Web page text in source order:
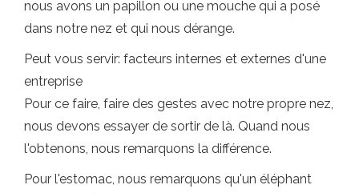
nous avons un papillon ou une mouche qui a posé
dans notre nez et qui nous dérange.
Peut vous servir: facteurs internes et externes d'une
entreprise
Pour ce faire, faire des gestes avec notre propre nez,
nous devons essayer de sortir de là. Quand nous
l'obtenons, nous remarquons la différence.
Pour l'estomac, nous remarquons qu'un éléphant